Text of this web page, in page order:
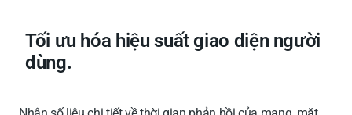
Tối ưu hóa hiệu suất giao diện người
dùng.